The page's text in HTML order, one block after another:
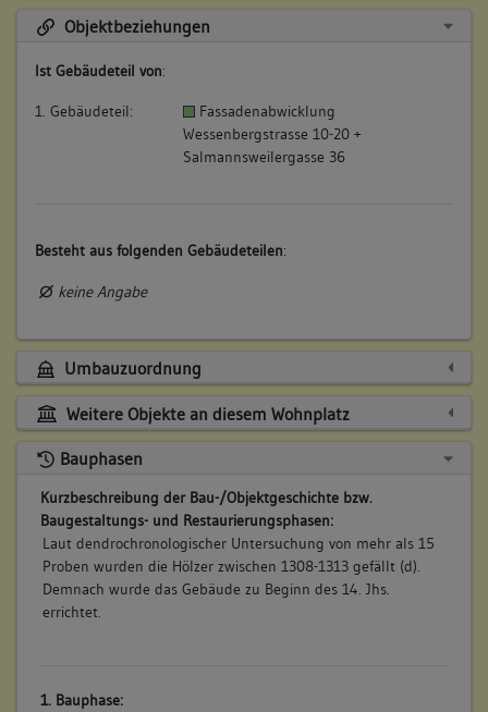
Objektbeziehungen
Ist Gebäudeteil von:
1. Gebäudeteil:
Fassadenabwicklung
Wessenbergstrasse 10-20 +
Salmannsweilergasse 36
Besteht aus folgenden Gebäudeteilen:
keine Angabe
Umbauzuordnung
Weitere Objekte an diesem Wohnplatz
Bauphasen
Kurzbeschreibung der Bau-/Objektgeschichte bzw.
Baugestaltungs- und Restaurierungsphasen:
Laut dendrochronologischer Untersuchung von mehr als 15
Proben wurden die Hölzer zwischen 1308-1313 gefällt (d).
Demnach wurde das Gebäude zu Beginn des 14. Jhs.
errichtet.
1. Bauphase: